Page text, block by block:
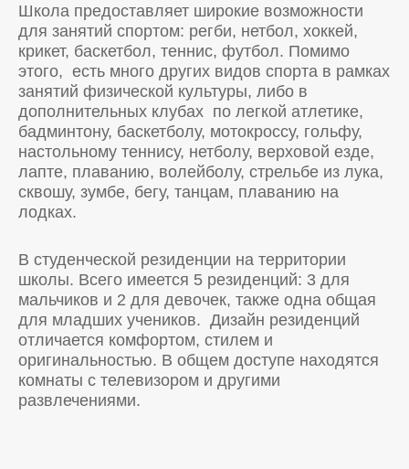
Школа предоставляет широкие возможности
для занятий спортом: регби, нетбол, хоккей,
крикет, баскетбол, теннис, футбол. Помимо
этого, есть много других видов спорта в рамках
занятий физической культуры, либо в
дополнительных клубах по легкой атлетике,
бадминтону, баскетболу, мотокроссу, гольфу,
настольному теннису, нетболу, верховой езде,
лапте, плаванию, волейболу, стрельбе из лука,
сквошу, зумбе, бегу, танцам, плаванию на
лодках.
В студенческой резиденции на территории
школы. Всего имеется 5 резиденций: 3 для
мальчиков и 2 для девочек, также одна общая
для младших учеников. Дизайн резиденций
отличается комфортом, стилем и
оригинальностью. В общем доступе находятся
комнаты с телевизором и другими
развлечениями.